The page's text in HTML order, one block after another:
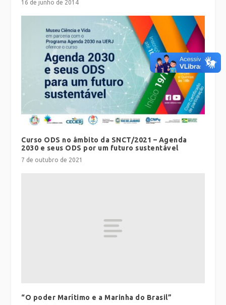
16 de junho de 2014
Curso ODS no âmbito da SNCT/2021 – Agenda
2030 e seus ODS por um futuro sustentável
7 de outubro de 2021
“O poder Marítimo e a Marinha do Brasil”